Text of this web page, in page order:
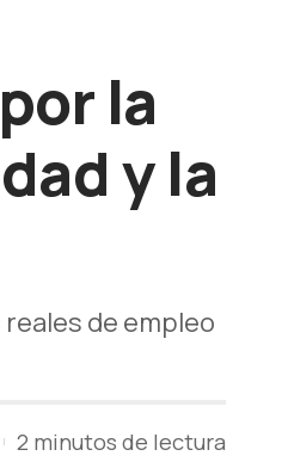
la
y la
de empleo
2 minutos de lectura